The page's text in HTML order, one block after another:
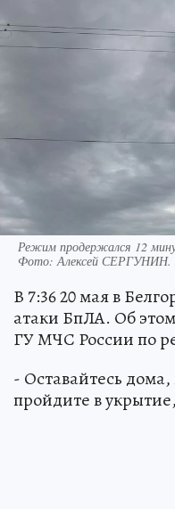
Режим продержался 12
Фото:Алексей СЕРГУНИН.
В 7:36 20 мая в
атаки БпЛА. Об
ГУ МЧС России по
- Оставайтесь
пройдите в